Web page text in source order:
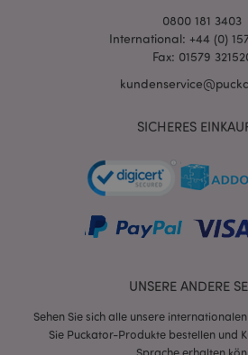
0800 181 3403
International: +44 (0)
Fax: 01579
SICHERES
UNSERE ANDERE
Sehen Sie sich alle unsere
Sie Puckator-Produkte bestellen und
mage-cache-sessid